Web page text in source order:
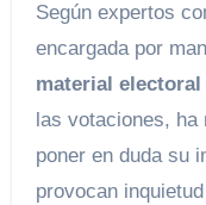
Según expertos
encargada por
material electoral
las votaciones,
poner en duda su
provocan